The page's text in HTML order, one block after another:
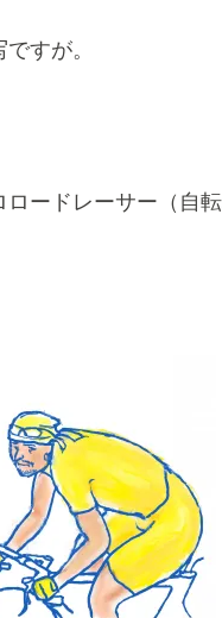
すが。
ードレーサー（自転